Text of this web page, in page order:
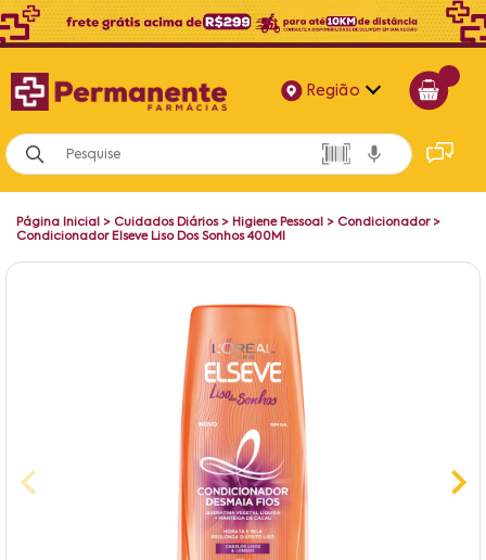
Região
Alagoas
Bahia
Página Inicial > Cuidados Diários> Higiene Pessoal > Condicionador>
Condicionador Elseve Liso Dos Sonhos 400Ml